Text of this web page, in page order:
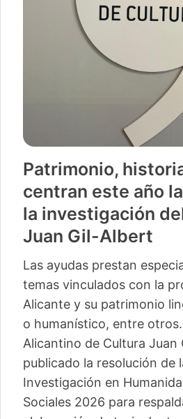
Patrimonio,
centran este año
la investigación
Juan Gil-Albert
Las ayudas prestan
temas vinculados con la
Alicante y su patrimonio
o humanístico, entre
Alicantino de Cultura Juan
publicado la resolución de
Investigación en
Sociales 2026 para